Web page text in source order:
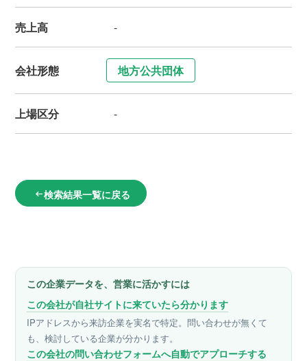
売上高 -
会社形態 地方公共団体
上場区分 -
arrow_left_alt検索結果一覧に戻る
この企業データを、営業に活かすには
この会社が自社サイトに来ていたら分かります
IPアドレスから来訪企業を実名で特定。問い合わせが無くて
も、検討している企業が分かります。
この会社の問い合わせフォームへ自動でアプローチする